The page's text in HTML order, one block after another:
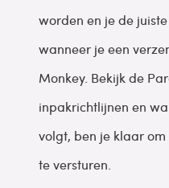
worden en je de
wanneer je een
Monkey. Bekijk de
inpakrichtlijnen en
volgt, ben je klaar
te versturen.